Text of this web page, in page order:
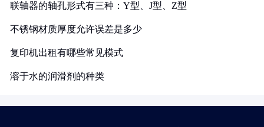
联轴器的轴孔形式有三种：Y型、J型、Z型
不锈钢材质厚度允许误差是多少
复印机出租有哪些常见模式
溶于水的润滑剂的种类